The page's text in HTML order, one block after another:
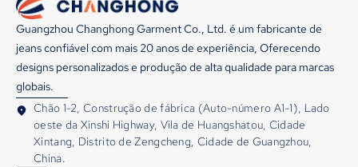
Guangzhou Changhong Garment Co., Ltd. é um fabricante de
jeans confiável com mais 20 anos de experiência, Oferecendo
designs personalizados e produção de alta qualidade para marcas
globais.
Chão 1-2, Construção de fábrica (Auto-número A1-1), Lado
oeste da Xinshi Highway, Vila de Huangshatou, Cidade
Xintang, Distrito de Zengcheng, Cidade de Guangzhou,
China.